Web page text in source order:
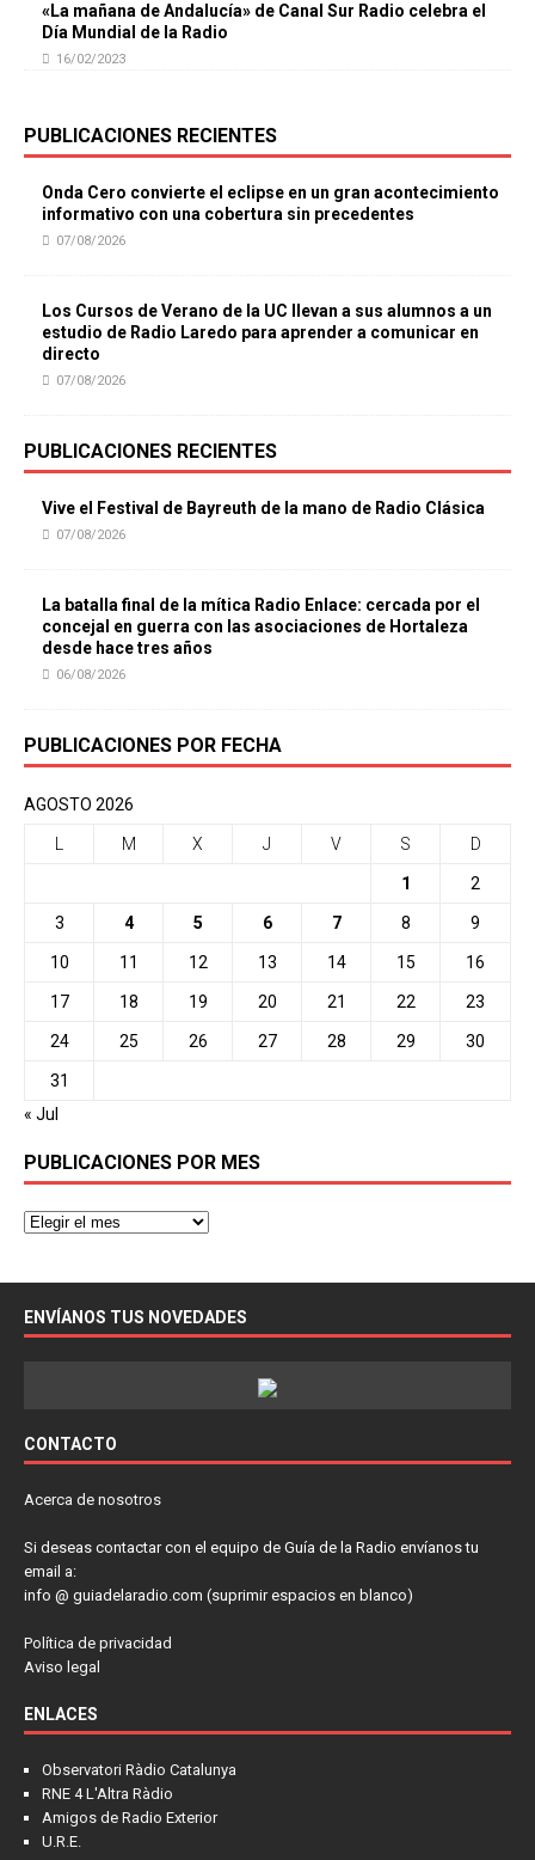
«La mañana de Andalucía» de Canal Sur Radio celebra el
Día Mundial de la Radio
16/02/2023
PUBLICACIONES RECIENTES
Onda Cero convierte el eclipse en un gran acontecimiento
informativo con una cobertura sin precedentes
07/08/2026
Los Cursos de Verano de la UC llevan a sus alumnos a un
estudio de Radio Laredo para aprender a comunicar en
directo
07/08/2026
PUBLICACIONES RECIENTES
Vive el Festival de Bayreuth de la mano de Radio Clásica
07/08/2026
La batalla final de la mítica Radio Enlace: cercada por el
concejal en guerra con las asociaciones de Hortaleza
desde hace tres años
06/08/2026
PUBLICACIONES POR FECHA
AGOSTO 2026
M X J V S D
1 2
3 4 5 6 7 8 9
10 11 12 13 14 15 16
17 18 19 20 21 22 23
24 25 26 27 28 29 30
31
« Jul
PUBLICACIONES POR MES
ENVÍANOS TUS NOVEDADES
CONTACTO
Acerca de nosotros
Si deseas contactar con el equipo de Guía de la Radio envíanos tu
email a:
info @ guiadelaradio.com (suprimir espacios en blanco)
Política de privacidad
Aviso legal
ENLACES
Observatori Ràdio Catalunya
RNE 4 L'Altra Ràdio
Amigos de Radio Exterior
U.R.E.